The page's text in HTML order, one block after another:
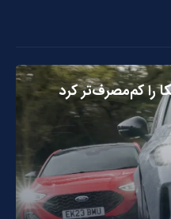
را کم‌مصرف‌تر کرد